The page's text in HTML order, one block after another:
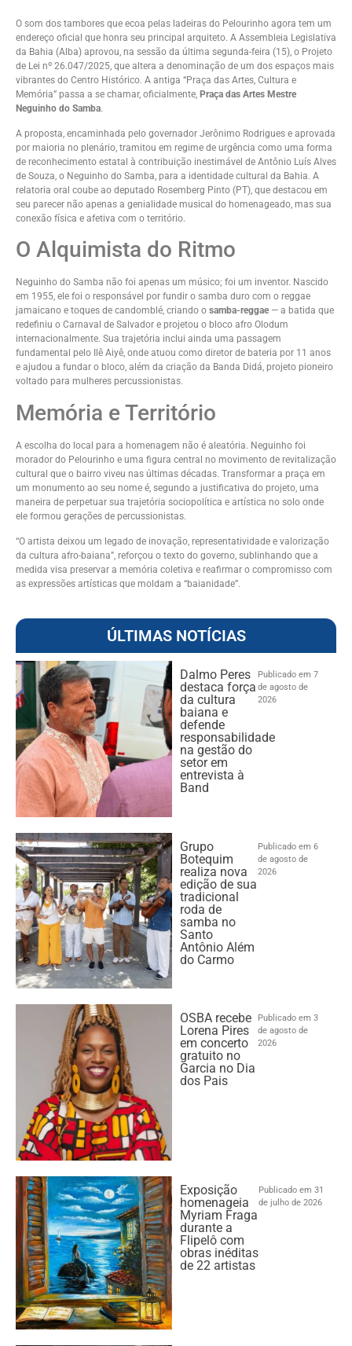
O som dos tambores que ecoa pelas ladeiras do Pelourinho agora tem um
endereço oficial que honra seu principal arquiteto. A Assembleia Legislativa
da Bahia (Alba) aprovou, na sessão da última segunda-feira (15), o Projeto
de Lei nº 26.047/2025, que altera a denominação de um dos espaços mais
vibrantes do Centro Histórico. A antiga “Praça das Artes, Cultura e
Memória” passa a se chamar, oficialmente, Praça das Artes Mestre
Neguinho do Samba.
A proposta, encaminhada pelo governador Jerônimo Rodrigues e aprovada
por maioria no plenário, tramitou em regime de urgência como uma forma
de reconhecimento estatal à contribuição inestimável de Antônio Luís Alves
de Souza, o Neguinho do Samba, para a identidade cultural da Bahia. A
relatoria oral coube ao deputado Rosemberg Pinto (PT), que destacou em
seu parecer não apenas a genialidade musical do homenageado, mas sua
conexão física e afetiva com o território.
O Alquimista do Ritmo
Neguinho do Samba não foi apenas um músico; foi um inventor. Nascido
em 1955, ele foi o responsável por fundir o samba duro com o reggae
jamaicano e toques de candomblé, criando o samba-reggae — a batida que
redefiniu o Carnaval de Salvador e projetou o bloco afro Olodum
internacionalmente. Sua trajetória inclui ainda uma passagem
fundamental pelo Ilê Aiyê, onde atuou como diretor de bateria por 11 anos
e ajudou a fundar o bloco, além da criação da Banda Didá, projeto pioneiro
voltado para mulheres percussionistas.
Memória e Território
A escolha do local para a homenagem não é aleatória. Neguinho foi
morador do Pelourinho e uma figura central no movimento de revitalização
cultural que o bairro viveu nas últimas décadas. Transformar a praça em
um monumento ao seu nome é, segundo a justificativa do projeto, uma
maneira de perpetuar sua trajetória sociopolítica e artística no solo onde
ele formou gerações de percussionistas.
“O artista deixou um legado de inovação, representatividade e valorização
da cultura afro-baiana”, reforçou o texto do governo, sublinhando que a
medida visa preservar a memória coletiva e reafirmar o compromisso com
as expressões artísticas que moldam a “baianidade”.
ÚLTIMAS NOTÍCIAS
Dalmo Peres
destaca força
da cultura
baiana e
defende
responsabilidade
na gestão do
setor em
entrevista à
Band
Publicado em 7
de agosto de
2026
Grupo
Botequim
realiza nova
edição de sua
tradicional
roda de
samba no
Santo
Antônio Além
do Carmo
Publicado em 6
de agosto de
2026
OSBA recebe
Lorena Pires
em concerto
gratuito no
Garcia no Dia
dos Pais
Publicado em 3
de agosto de
2026
Exposição
homenageia
Myriam Fraga
durante a
Flipelô com
obras inéditas
de 22 artistas
Publicado em 31
de julho de 2026